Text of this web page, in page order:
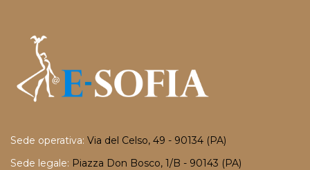
Sede operativa: Via del Celso, 49 - 90134 (PA)
Sede legale: Piazza Don Bosco, 1/B - 90143 (PA)